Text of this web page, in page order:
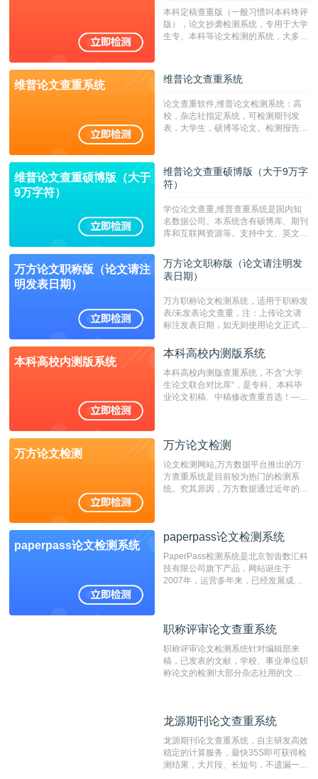
字符数30万）
本科定稿查重版（一般习惯叫本科终评
版），论文抄袭检测系统，专用于大学
生专、本科等论文检测的系统，大多数
维普论文查重系统 维普论文查重系统
论文查重软件,维普论文检测系统：高
校，杂志社指定系统，可检测期刊发
表，大学生，硕博等论文。检测报告支
维普论文查重硕博版（大于
9万字符）
维普论文查重硕博版（大于9万字
符）
学位论文查重,维普查重系统是国内知
名数据公司。本系统含有硕博库、期刊
库和互联网资源等。支持中文、英文、
定院校！！！
万方论文职称版（论文请注
明发表日期）
万方论文职称版（论文请注明发
表日期）
万方职称论文检测系统，适用于职称发
表/未发表论文查重，注：上传论文请
标注发表日期，如无则使用论文正式发
成时间作为发表日期。
本科高校内测版系统
本科高校内测版系统
本科高校内测版查重系统，不含”大学
生论文联合对比库“，是专科、本科毕
业论文初稿、中稿修改查重首选！——
万方论文检测
万方论文检测
论文检测网站,万方数据平台推出的万
方查重系统是目前较为热门的检测系
统。究其原因，万方数据通过近年的发
非。其次，相对于知网而言，万方检测
重的推荐系统。
paperpass论文检测系统
paperpass论文检测系统
PaperPass检测系统是北京智齿数汇科
技有限公司旗下产品，网站诞生于
2007年，运营多年来，已经发展成为
检测速度快、精度高，市场反映良好。
职称评审论文查重系统
职称评审论文检测系统针对编辑部来
稿，已发表的文献，学校、事业单位职
称论文的检测!大部分杂志社用的文献
编辑部检测来稿和已发表的文献,检测
测时注意填写第一作者,才能排除已发
表文献复制比。（限制字符数1万）
龙源期刊论文查重系统
龙源期刊论文查重系统，自主研发高效
稳定的计算服务，最快35S即可获得检
测结果，大片段、长短句，不遗漏一处